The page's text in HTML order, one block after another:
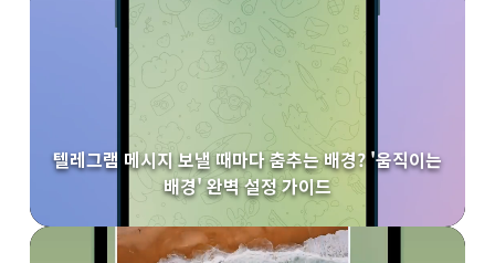
텔레그램 메시지 보낼 때마다 춤추는 배경? '움직이는
배경' 완벽 설정 가이드